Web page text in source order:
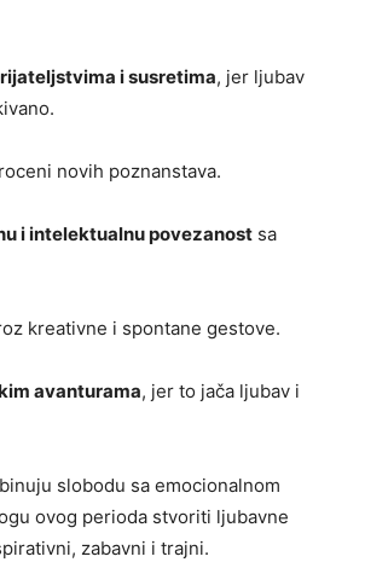
i susretima, jer ljubav
novih poznanstava.
i intelektualnu povezanost sa
kreativne i spontane gestove.
avanturama, jer to jača ljubav i
slobodu sa emocionalnom
ovog perioda stvoriti ljubavne
zabavni i trajni.